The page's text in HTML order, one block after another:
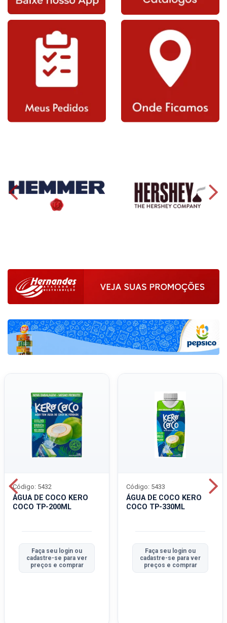
ÁGUA DE COCO KERO
COCO TP-200ML
Código: 5432
Faça seu login ou
cadastre-se para ver
preços e comprar
ÁGUA DE COCO KERO
COCO TP-330ML
Código: 5433
Faça seu login ou
cadastre-se para ver
preços e comprar